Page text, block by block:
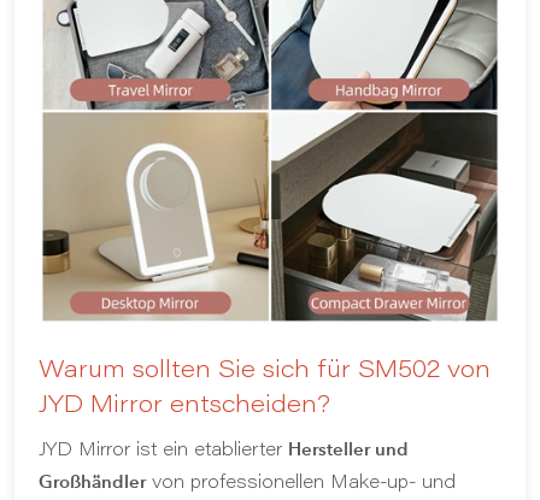
Warum sollten Sie sich für SM502 von
JYD Mirror entscheiden?
JYD Mirror ist ein etablierter Hersteller und
Großhändlervon professionellen Make-up- und